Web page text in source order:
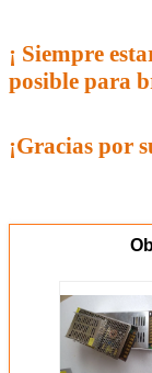
¡ Siempre
posible para
¡Gracias por